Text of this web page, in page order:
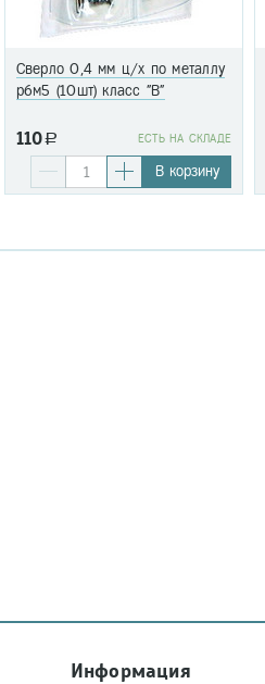
Сверло 0,4 мм ц/х по металлу
р6м5 (10шт) класс "В"
110a EСТЬ НА СКЛАДЕ
В корзину
Информация